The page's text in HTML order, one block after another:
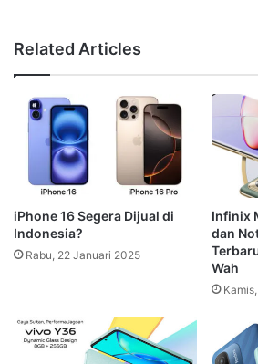
Related Articles
iPhone 16 Segera Dijual di
Indonesia?
Rabu, 22 Januari 2025
Infinix
dan
Wah